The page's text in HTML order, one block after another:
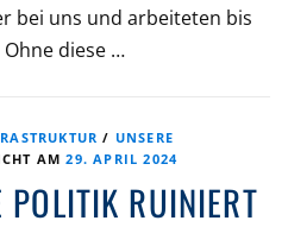
bei uns und arbeiteten bis
diese …
/ UNSERE
AM29. APRIL 2024
POLITIK RUINIERT